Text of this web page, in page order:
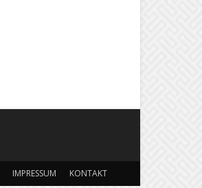
IMPRESSUM KONTAKT